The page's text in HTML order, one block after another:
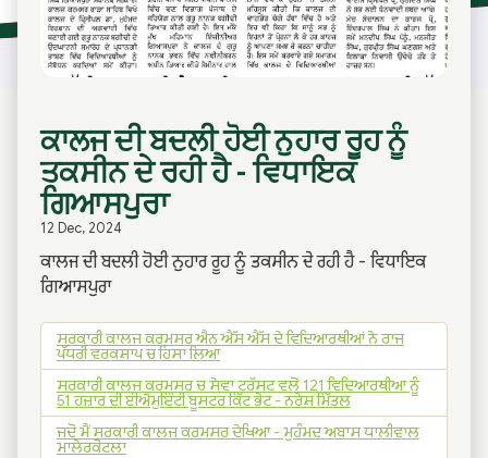
ਕਾਲਜ ਦੀ ਬਦਲੀ ਹੋਈ ਨੁਹਾਰ ਰੂਹ ਨੂੰ
ਤਕਸੀਨ ਦੇ ਰਹੀ ਹੈ - ਵਿਧਾਇਕ
ਗਿਆਸਪੁਰਾ
12 Dec, 2024
ਕਾਲਜ ਦੀ ਬਦਲੀ ਹੋਈ ਨੁਹਾਰ ਰੂਹ ਨੂੰ ਤਕਸੀਨ ਦੇ ਰਹੀ ਹੈ - ਵਿਧਾਇਕ
ਗਿਆਸਪੁਰਾ
ਸਰਕਾਰੀ ਕਾਲਜ ਕਰਮਸਰ ਐਨ ਐੱਸ ਐੱਸ ਦੇ ਵਿਦਿਆਰਥੀਆਂ ਨੇ ਰਾਜ
ਪੱਧਰੀ ਵਰਕਸ਼ਾਪ ਚ ਹਿਸਾ ਲਿਆ
ਸਰਕਾਰੀ ਕਾਲਜ ਕਰਮਸਰ ਚ ਸੇਵਾ ਟਰੱਸਟ ਵਲੋਂ 121 ਵਿਦਿਆਰਥੀਆ ਨੂੰ
51 ਹਜ਼ਾਰ ਦੀ ਈਐਮੁਇੰਟੀ ਬੂਸਟਰ ਕਿੱਟ ਭੇਟ - ਨਰੇਸ਼ ਮਿੱਤਲ
ਜਦੋ ਮੈਂ ਸਰਕਾਰੀ ਕਾਲਜ ਕਰਮਸਰ ਦੇਖਿਆ - ਮੁਹੰਮਦ ਅਬਾਸ ਧਾਲੀਵਾਲ
ਮਾਲੇਰਕੋਟਲਾ